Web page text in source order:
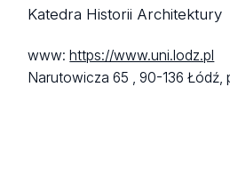
Katedra Historii Architektury
www: https://www.uni.lodz.pl
Narutowicza 65 ,90-136 Łódź,